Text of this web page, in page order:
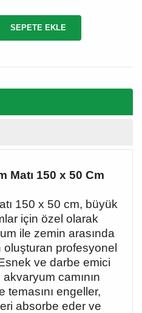
SEPETE EKLE
Matı 150 x 50 Cm
150 x 50 cm, büyük
için özel olarak
ile zemin arasında
profesyonel
ve darbe emici
camının
engeller,
absorbe eder ve